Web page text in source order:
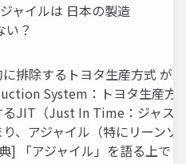
ジャイルは 日本の製造
い？
排除するトヨタ生産方式 が
System：トヨタ生産方
JIT（Just In Time：ジャス
、アジャイル（特にリーン
] 「アジャイル」を語る上で